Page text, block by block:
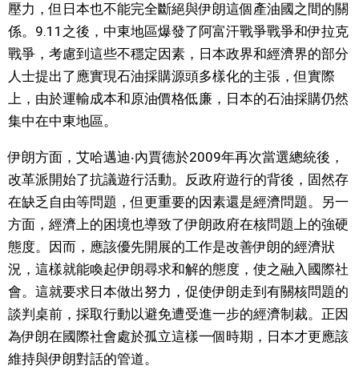
文化
科學技術
生活
運動
娛樂
教育
工作勞動
家庭
壓力，但日本也不能完全斷絕與伊朗這個產油國之間的關
係。9.11之後，中東地區爆發了阿富汗戰爭戰爭和伊拉克
戰爭，考慮到這些不穩定因素，日本政界​​和經濟界的部分
人士提出了應實現石油採購源頭多樣化的主張，但實際
上，由於運輸成本和原油價格低廉，日本的石油採購仍然
集中在中東地區。
伊朗方面，艾哈邁迪‧內賈德於2009年再次當選總統後，
改革派開始了抗議遊行活動。反政府遊行的背後，固然存
在缺乏自由等問題，但更重要的因素還是經濟問題。另一
方面，經濟上的困境也導致了伊朗政府在核問題上的強硬
態度。因而，應該優先開展的工作是改善伊朗的經濟狀
況，這樣就能喚起伊朗尋求和解的態度，使之融入國際社
會。這就要求日本做出努力，促使伊朗走到有關核問題的
談判桌前，採取行動以避免遭受進一步的經濟制裁。正因
為伊朗在國際社會處於孤立這樣一個時期，日本才更應該
維持與伊朗對話的管道。